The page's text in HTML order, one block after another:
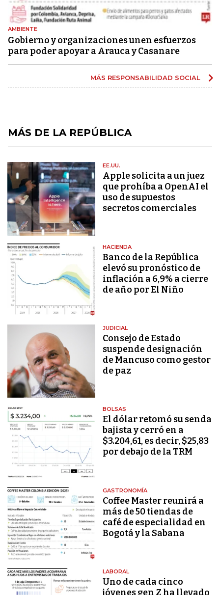
AMBIENTE
Gobierno y organizaciones unen esfuerzos
para poder apoyar a Arauca y Casanare
MÁS RESPONSABILIDAD SOCIAL
MÁS DE LA REPÚBLICA
EE.UU.
Apple solicita a un juez
que prohíba a OpenAI el
uso de supuestos
secretos comerciales
HACIENDA
Banco de la República
elevó su pronóstico de
inflación a 6,9% a cierre
de año por El Niño
JUDICIAL
Consejo de Estado
suspende designación
de Mancuso como gestor
de paz
BOLSAS
El dólar retomó su senda
bajista y cerró en a
$3.204,61, es decir, $25,83
por debajo de la TRM
GASTRONOMÍA
Coffee Master reunirá a
más de 50 tiendas de
café de especialidad en
Bogotá y la Sabana
LABORAL
Uno de cada cinco
jóvenes gen Z ha llevado